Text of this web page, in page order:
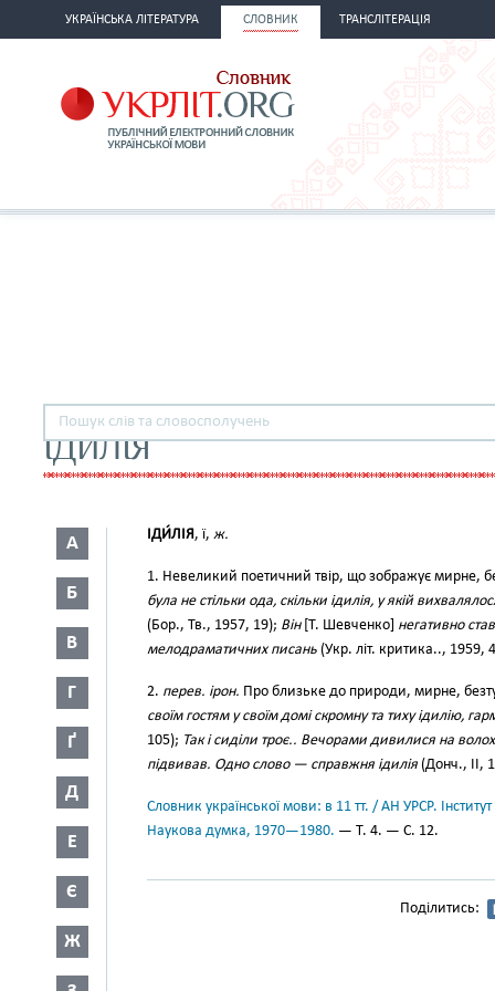
УКРАЇНСЬКА ЛІТЕРАТУРА СЛОВНИК ТРАНСЛІТЕРАЦІЯ
ІДИЛІЯ
А
Б
В
Г
Ґ
Д
Е
Є
Ж
ІДИ́ЛІЯ, ї, ж.
1. Невеликий поетичний твір, що зображує мирне,
була не стільки ода, скільки ідилія, у якій
(Бор., Тв., 1957, 19); Він[Т. Шевченко] негативно
мелодраматичних писань (Укр. літ. критика.., 1959,
2. перев. ірон. Про близьке до природи, мирне,
своїм гостям у своїм домі скромну та тиху ідилію,
105); Так і сиділи троє.. Вечорами дивилися на
підвивав. Одно слово — справжня ідилія (Донч., II,
Словник української мови: в 11 тт. / АН УРСР.
Наукова думка, 1970—1980. — Т. 4. — С. 12.
Поділитись: